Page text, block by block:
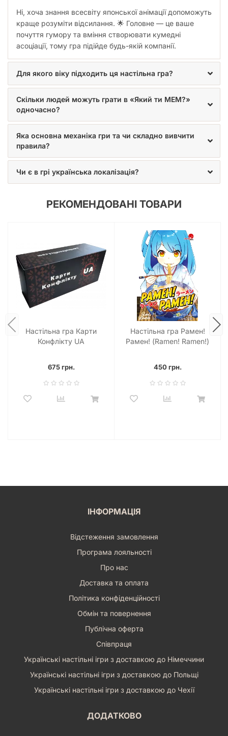
Невичерпний гумор: Кожна партія унікальна завдяки
комбінаціям картинок та мемів.
Розвиває креативність:
Тренує вміння швидко і
дотепно асоціювати.
Ідеально для компанії:Зміцнює зв'язки та дарує
спільні спогади.
Аніме-тематика: Must-have для всіх поціновувачів
японської анімації.
Українська мова:Повністю локалізована версія для
зручності українських гравців.
Прості правила:
кілька хвилин після розпакування.
Купити "Який ти МЕМ? Аніме
колекція" – інвестиція в якісний
відпочинок
Не пропустіть можливістькупити настільну гру "Який ти
справжнім хітом для дорослих. Завдяки цій грі ви не лише
спілкування та розрядки після напруженого робочого
тижня. Відгуки гравців свідчать, що це одна з тих ігор, яка
швидко стає улюбленою і до якої хочеться повертатися
знову і знову.
Зробіть свій вибір на користь якісного дозвілля та
безтурботного сміху.
Настільна гра "Який ти МЕМ? Аніме
колекція"– це не просто картки, це квиток у світ, де панує
добрий гумор, аніме-відсилання та незабутні моменти,
проведені з найближчими людьми. Швидка доставка по
Україні: Київ, Харків, Одеса, Львів, Дніпро та інші міста
гарантує, що ви зможете насолоджуватися грою вже
вигідною ціною та готуйтеся до найсмішніших вечірок!
Ця гра є чудовим подарунком для будь-якого дорослого
гумору. Характеристики гри, такі як вік 18+ та українська
Ні, хоча знання всесвіту японської анімації допоможуть
краще розуміти відсилання. 🌟 Головне — це ваше
почуття гумору та вміння створювати кумедні
асоціації, тому гра підійде будь-якій компанії.
Для якого віку підходить ця настільна гра?
Скільки людей можуть грати в «Який ти МЕМ?»
одночасно?
Яка основна механіка гри та чи складно вивчити
правила?
Чи є в грі українська локалізація?
РЕКОМЕНДОВАНІ ТОВАРИ
Настільна гра Карти
Конфлікту UA
675 грн.
Настільна гра Рамен!
Рамен! (Ramen! Ramen!)
450 грн.
ІНФОРМАЦІЯ
Відстеження замовлення
Програма лояльності
Про нас
Доставка та оплата
Політика конфіденційності
Обмін та повернення
Публічна оферта
Співпраця
Українські настільні ігри з доставкою до Німеччини
Українські настільні ігри з доставкою до Польщі
Українські настільні ігри з доставкою до Чехії
ДОДАТКОВО